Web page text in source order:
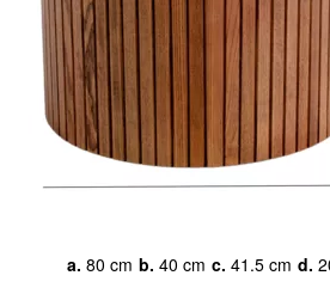
a. 80 cm b. 40 cm c. 41.5 cm d.